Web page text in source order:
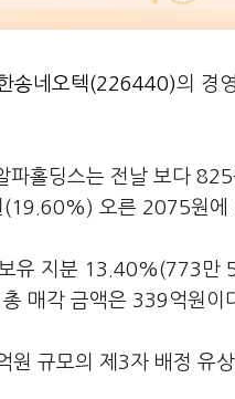
송네오텍(226440)의 경
파홀딩스는 전날 보다
오른 2075원에
보유 지분 13.40%(773만
매각 금액은 339억원이
규모의 제3자 배정 유